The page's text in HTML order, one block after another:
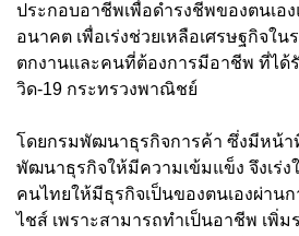
ประกอบอาชีพเพื่อดำรงชีพของตนเอ
อนาคต เพื่อเร่งช่วยเหลือเศรษฐกิจใ
ตกงานและคนที่ต้องการมีอาชีพ ที่ได้
วิด-19 กระทรวงพาณิชย์
โดยกรมพัฒนาธุรกิจการค้า ซึ่งมีหน้า
พัฒนาธุรกิจให้มีความเข้มแข็ง จึงเร่
คนไทยให้มีธุรกิจเป็นของตนเองผ่าน
ไชส์ เพราะสามารถทำเป็นอาชีพ เพิ่